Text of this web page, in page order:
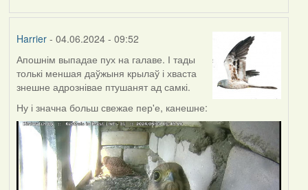
Harrier- 04.06.2024 - 09:52
Апошнім выпадае пух на галаве. І тады
толькі меншая даўжыня крылаў і хваста
знешне адрознівае птушанят ад самкі.
Ну і значна больш свежае пер'е, канешне: